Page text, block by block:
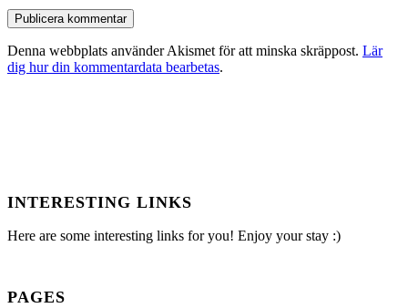
Denna webbplats använder Akismet för att minska skräppost. Lär
dig hur din kommentardata bearbetas.
INTERESTING LINKS
Here are some interesting links for you! Enjoy your stay :)
PAGES